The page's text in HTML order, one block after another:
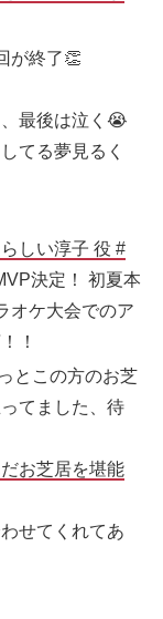
が終了👏
最後は泣く😭
てる夢見るく
しい淳子 役#
決定！ 初夏本
オケ大会でのア
！
とこの方のお芝
てました、待
お芝居を堪能
せてくれてあ